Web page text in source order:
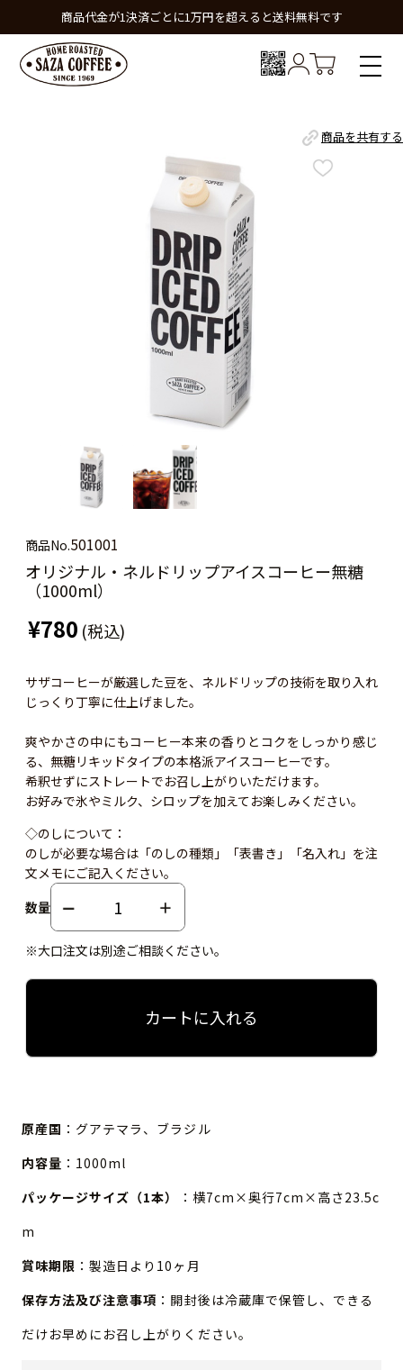
商品代金が1決済ごとに1万円を超えると送料無料です
商品を共有する
商品No.501001
オリジナル・ネルドリップアイスコーヒー無糖
（1000ml）
¥780 (税込)
サザコーヒーが厳選した豆を、ネルドリップの技術を取り入れ
じっくり丁寧に仕上げました。
爽やかさの中にもコーヒー本来の香りとコクをしっかり感じ
る、無糖リキッドタイプの本格派アイスコーヒーです。
希釈せずにストレートでお召し上がりいただけます。
お好みで氷やミルク、シロップを加えてお楽しみください。
◇のしについて：
のしが必要な場合は「のしの種類」「表書き」「名入れ」を注
文メモにご記入ください。
数量
※大口注文は別途ご相談ください。
カートに入れる
原産国 ：グアテマラ、ブラジル
内容量 ：1000ml
パッケージサイズ（1本）
：横7cm×奥行7cm×高さ23.5c
m
賞味期限 ：製造日より10ヶ月
保存方法及び注意事項 ：開封後は冷蔵庫で保管し、できる
だけお早めにお召し上がりください。